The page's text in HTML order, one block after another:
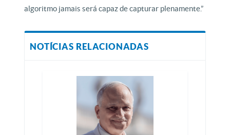
algoritmo jamais será capaz de capturar plenamente.”
NOTÍCIAS RELACIONADAS